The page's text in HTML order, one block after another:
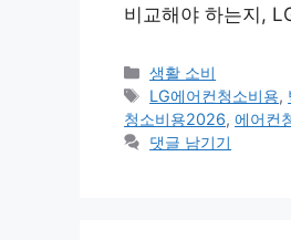
비교해야 하는지,
카
테
고
리
생활 소비
태
그
LG에어컨청소비용,
청소비용2026, 에어컨
댓글 남기기